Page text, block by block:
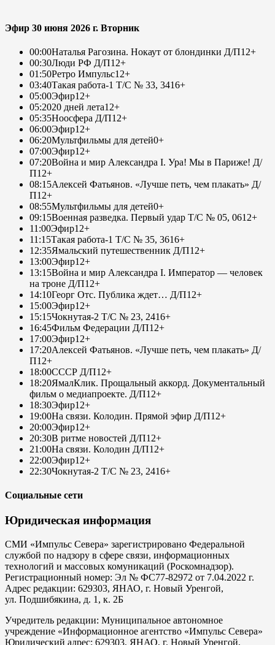
Эфир 30 июня 2026 г. Вторник
00:00Наталья Рагозина. Нокаут от блондинки Д/П12+
00:30Люди РФ Д/П12+
01:50Ретро Импульс12+
03:40Такая работа-1 Т/С № 33, 3416+
05:00Эфир12+
05:2020 дней лета12+
05:35Ноосфера Д/П12+
06:00Эфир12+
06:20Мультфильмы для детей0+
07:00Эфир12+
07:20Война и мир Александра I. Ура! Мы в Париже! Д/
П12+
08:15Алексей Фатьянов. «Лучше петь, чем плакать» Д/
П12+
08:55Мультфильмы для детей0+
09:15Военная разведка. Первый удар Т/С № 05, 0612+
11:00Эфир12+
11:15Такая работа-1 Т/С № 35, 3616+
12:35Ямальский путешественник Д/П12+
13:00Эфир12+
13:15Война и мир Александра I. Император — человек
на троне Д/П12+
14:10Георг Отс. Публика ждет… Д/П12+
15:00Эфир12+
15:15Чокнутая-2 Т/С № 23, 2416+
16:45Фильм Федерации Д/П12+
17:00Эфир12+
17:20Алексей Фатьянов. «Лучше петь, чем плакать» Д/
П12+
18:00СССР Д/П12+
18:20ЯмалКлик. Прощальный аккорд. Документальный
фильм о медиапроекте. Д/П12+
18:30Эфир12+
19:00На связи. Колодин. Прямой эфир Д/П12+
20:00Эфир12+
20:30В ритме новостей Д/П12+
21:00На связи. Колодин Д/П12+
22:00Эфир12+
22:30Чокнутая-2 Т/С № 23, 2416+
Социальные сети
Юридическая информация
СМИ «Импульс Севера» зарегистрировано Федеральной
службой по надзору в сфере связи, информационных
технологий и массовых комуникаций (Роскомнадзор).
Регистрационный номер: Эл № ФС77-82972 от 7.04.2022 г.
Адрес редакции: 629303, ЯНАО, г. Новый Уренгой,
ул. Подшибякина, д. 1, к. 2Б
Учредитель редакции: Муниципальное автономное
учреждение «Информационное агентство «Импульс Севера»
Юридический адрес: 629303, ЯНАО, г. Новый Уренгой,